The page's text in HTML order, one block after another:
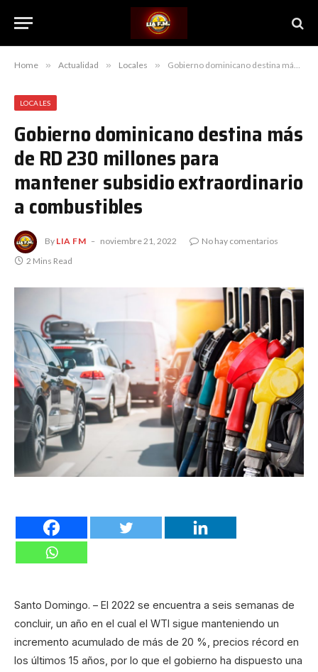
Home » Actualidad » Locales » Gobierno dominicano destina más de RD 230 millones para mantener subsidio extraordinario a combustibles
LOCALES
Gobierno dominicano destina más
de RD 230 millones para
mantener subsidio extraordinario
a combustibles
By LIA FM noviembre 21, 2022
No hay comentarios
2 Mins Read
Santo Domingo. – El 2022 se encuentra a seis semanas de
concluir, un año en el cual el WTI sigue manteniendo un
incremento acumulado de más de 20 %, precios récord en
los últimos 15 años, por lo que el gobierno ha dispuesto una